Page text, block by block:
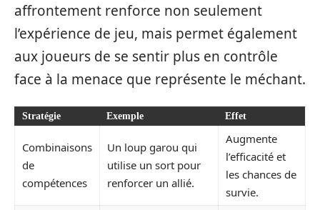
affrontement renforce non seulement
l’expérience de jeu, mais permet également
aux joueurs de se sentir plus en contrôle
face à la menace que représente le méchant.
Stratégie Exemple Effet
Combinaisons
de
compétences
Un loup garou qui
utilise un sort pour
renforcer un allié.
Augmente
l’efficacité et
les chances de
survie.